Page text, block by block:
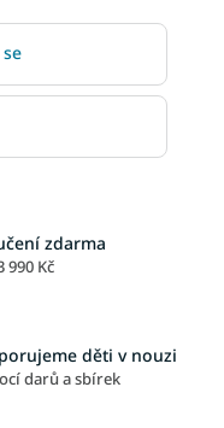
zdarma
990 Kč
děti v nouzi
darů a sbírek